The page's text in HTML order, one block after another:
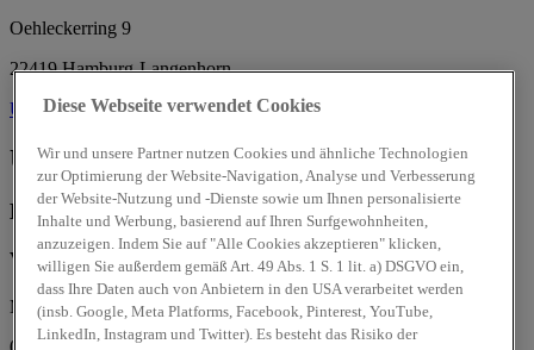
Oehleckerring 9
22419 Hamburg-Langenhorn
Über unsÜber uns
Unsere Öffnungszeiten:
Montagvon 08:00 bis 18:00
Verkauf
Mo, Di, Mi, Do, Fr:
Diese Webseite verwendet Cookies
Wir und unsere Partner nutzen Cookies und ähnliche Technologien
zur Optimierung der Website-Navigation, Analyse und Verbesserung
der Website-Nutzung und -Dienste sowie um Ihnen personalisierte
Inhalte und Werbung, basierend auf Ihren Surfgewohnheiten,
anzuzeigen. Indem Sie auf "Alle Cookies akzeptieren" klicken,
willigen Sie außerdem gemäß Art. 49 Abs. 1 S. 1 lit. a) DSGVO ein,
dass Ihre Daten auch von Anbietern in den USA verarbeitet werden
(insb. Google, Meta Platforms, Facebook, Pinterest, YouTube,
LinkedIn, Instagram und Twitter). Es besteht das Risiko der